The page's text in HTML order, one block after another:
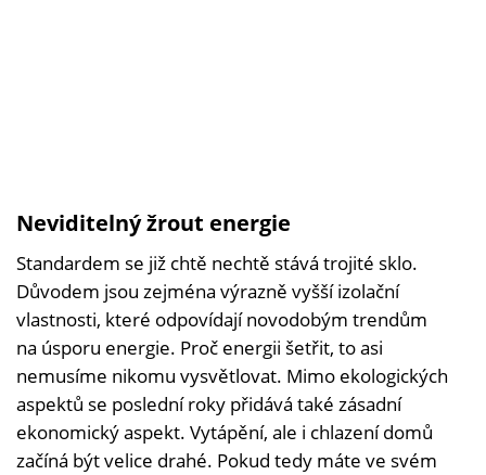
Neviditelný žrout energie
Standardem se již chtě nechtě stává trojité sklo.
Důvodem jsou zejména výrazně vyšší izolační
vlastnosti, které odpovídají novodobým trendům
na úsporu energie. Proč energii šetřit, to asi
nemusíme nikomu vysvětlovat. Mimo ekologických
aspektů se poslední roky přidává také zásadní
ekonomický aspekt. Vytápění, ale i chlazení domů
začíná být velice drahé. Pokud tedy máte ve svém